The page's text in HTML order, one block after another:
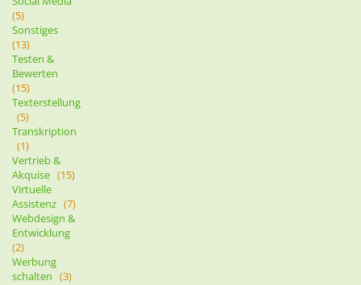
(5)
Sonstiges
(13)
Testen &
Bewerten
(15)
Texterstellung
(5)
Transkription
(1)
Vertrieb &
Akquise (15)
Virtuelle
Assistenz (7)
Webdesign &
Entwicklung
(2)
Werbung
schalten (3)